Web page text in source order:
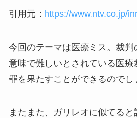
引用元： https://www.ntv.co.jp/
今回のテーマは医療ミス。裁判
意味で難しいとされている医療
罪を果たすことができるのでし
またまた、ガリレオに似てる